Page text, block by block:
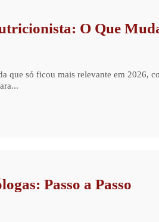
O Que
que só ficou mais relevante em 2026,
Passo a Passo